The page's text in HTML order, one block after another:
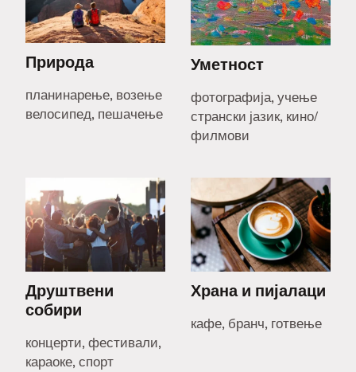
Природа
планинарење, возење
велосипед, пешачење
Уметност
фотографија, учење
странски јазик, кино/
филмови
Друштвени
собири
концерти, фестивали,
караоке, спорт
Храна и пијалаци
кафе, бранч, готвење